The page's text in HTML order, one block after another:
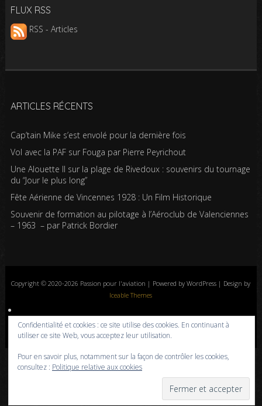
FLUX RSS
RSS - Articles
ARTICLES RÉCENTS
Cap’tain Mike s’est envolé pour la dernière fois
Vol avec la PAF sur Fouga par Pierre Peyrichout
Une Alouette II sur la plage de Rivedoux : souvenirs du tournage
du “Jour le plus long”
Fête Aérienne de Vincennes 1928 : Un Film Historique
Souvenir de formation au pilotage à l’Aéroclub de Valenciennes
– 1963 – par Patrick Bordier
Copyright © 2020-2026 Passion pour l'aviation | Powered by WordPress | Design by
Iceable Themes
Accueil Blog Albums photos Histoires de l’aviation
Contrôle aérien
Livres
Liens A propos Contact Politique de confidentialité
Confidentialité et cookies : ce site utilise des cookies. En continuant à
utiliser ce site Web, vous acceptez leur utilisation.
Pour en savoir plus, notamment sur la façon de contrôler les cookies,
consultez : Politique relative aux cookies